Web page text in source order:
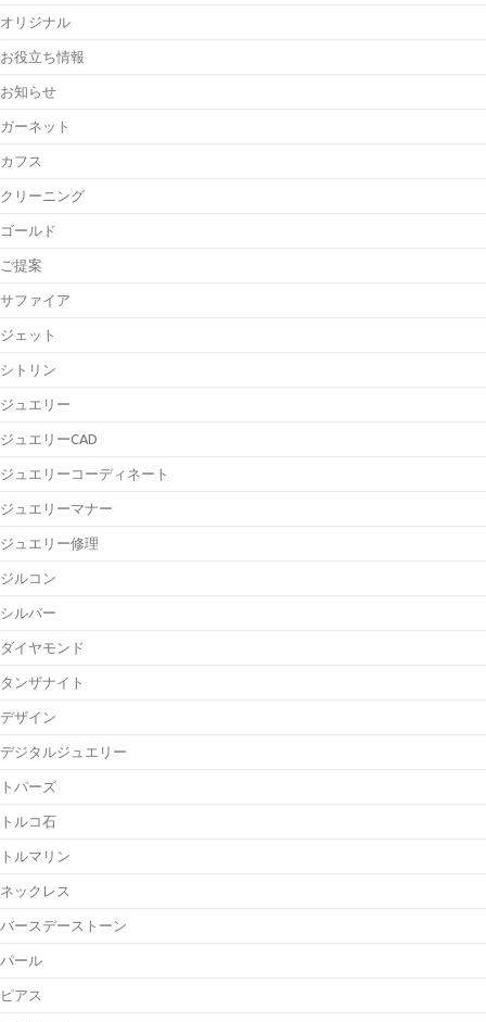
オリジナル
お役立ち情報
お知らせ
ガーネット
カフス
クリーニング
ゴールド
ご提案
サファイア
ジェット
シトリン
ジュエリー
ジュエリーCAD
ジュエリーコーディネート
ジュエリーマナー
ジュエリー修理
ジルコン
シルバー
ダイヤモンド
タンザナイト
デザイン
デジタルジュエリー
トパーズ
トルコ石
トルマリン
ネックレス
バースデーストーン
パール
ピアス